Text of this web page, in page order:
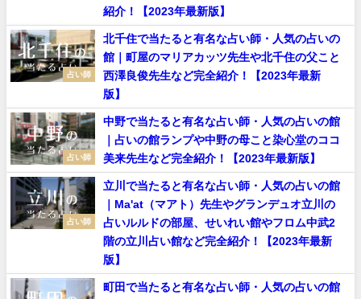
紹介！【2023年最新版】
占い師
北千住で当たると有名な占い師・人気の占いの
館｜町屋のマリアカッツ先生や北千住の父こと
西澤良俊先生など完全紹介！【2023年最新
版】
占い師
中野で当たると有名な占い師・人気の占いの館
｜占いの館ランプや中野の母こと染心堂のココ
美来先生など完全紹介！【2023年最新版】
占い師
立川で当たると有名な占い師・人気の占いの館
｜Ma'at（マアト）先生やグランデュオ立川の
占いルルドの部屋、せいれい館やフロム中武2
階の立川占い館など完全紹介！【2023年最新
版】
町田で当たると有名な占い師・人気の占いの館